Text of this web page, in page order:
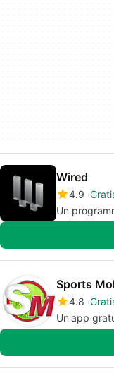
Wired
4.9
Un
Sports
4.8
Un'app